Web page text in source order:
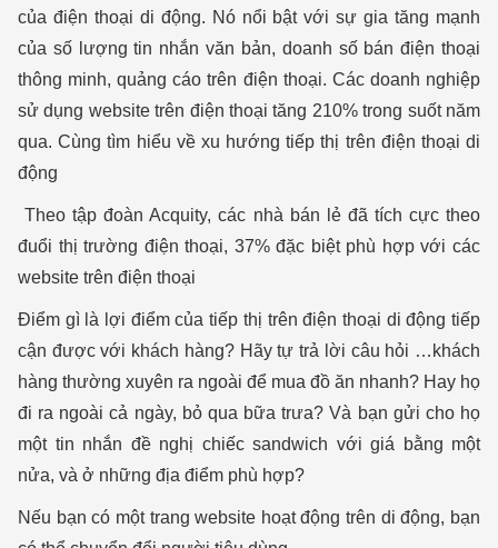
của điện thoại di động. Nó nổi bật với sự gia tăng mạnh
của số lượng tin nhắn văn bản, doanh số bán điện thoại
thông minh, quảng cáo trên điện thoại. Các doanh nghiệp
sử dụng website trên điện thoại tăng 210% trong suốt năm
qua. Cùng tìm hiểu về xu hướng tiếp thị trên điện thoại di
động
Theo tập đoàn Acquity, các nhà bán lẻ đã tích cực theo
đuổi thị trường điện thoại, 37% đặc biệt phù hợp với các
website trên điện thoại
Điểm gì là lợi điểm của tiếp thị trên điện thoại di động tiếp
cận được với khách hàng? Hãy tự trả lời câu hỏi …khách
hàng thường xuyên ra ngoài để mua đồ ăn nhanh? Hay họ
đi ra ngoài cả ngày, bỏ qua bữa trưa? Và bạn gửi cho họ
một tin nhắn đề nghị chiếc sandwich với giá bằng một
nửa, và ở những địa điểm phù hợp?
Nếu bạn có một trang website hoạt động trên di động, bạn